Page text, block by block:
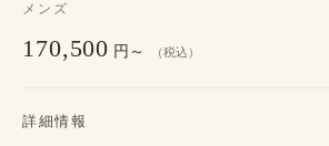
メンズ
170,500 円～ （税込）
詳細情報